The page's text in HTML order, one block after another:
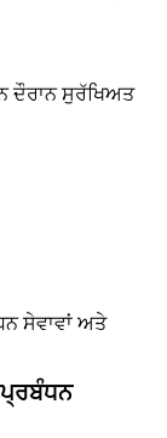
ਦੌਰਾਨ ਸੁਰੱਖਿਅਤ
ਸੇਵਾਵਾਂ ਅਤੇ